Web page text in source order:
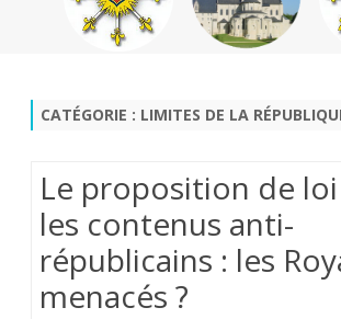
CATÉGORIE : LIMITES DE LA
Le proposition de
les contenus anti-
républicains : les
menacés ?